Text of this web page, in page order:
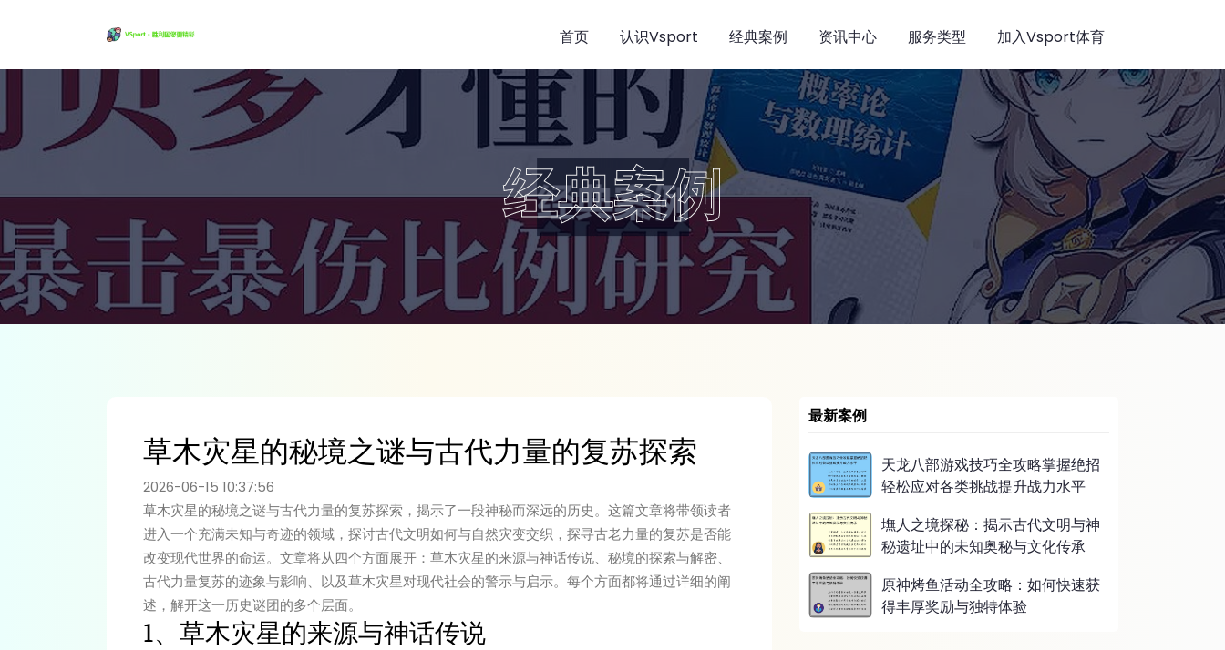
首页 认识Vsport 经典案例 资讯中心 服务类型 加入Vsport体育
经典案例
草木灾星的秘境之谜与古代力量的复苏探索
2026-06-15 10:37:56
草木灾星的秘境之谜与古代力量的复苏探索，揭示了一段神秘而深远的历史。这篇文章将带领读者
进入一个充满未知与奇迹的领域，探讨古代文明如何与自然灾变交织，探寻古老力量的复苏是否能
改变现代世界的命运。文章将从四个方面展开：草木灾星的来源与神话传说、秘境的探索与解密、
古代力量复苏的迹象与影响、以及草木灾星对现代社会的警示与启示。每个方面都将通过详细的阐
述，解开这一历史谜团的多个层面。
1、草木灾星的来源与神话传说
最新案例
天龙八部游戏技巧全攻略掌握绝招
轻松应对各类挑战提升战力水平
墲人之境探秘：揭示古代文明与神
秘遗址中的未知奥秘与文化传承
原神烤鱼活动全攻略：如何快速获
得丰厚奖励与独特体验